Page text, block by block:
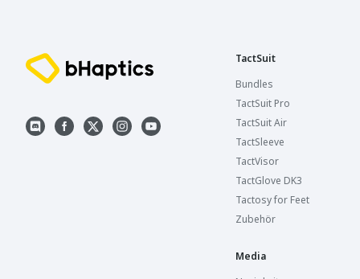
TactSuit
Bundles
TactSuit Pro
TactSuit Air
TactSleeve
TactVisor
TactGlove DK3
Tactosy for Feet
Zubehör
Media